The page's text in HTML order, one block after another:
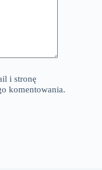
i stronę
komentowania.